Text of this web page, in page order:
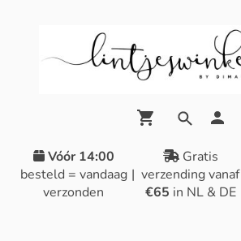
Vóór 14:00
besteld = vandaag
verzonden
|
Gratis
verzending vanaf
€65 in NL & DE